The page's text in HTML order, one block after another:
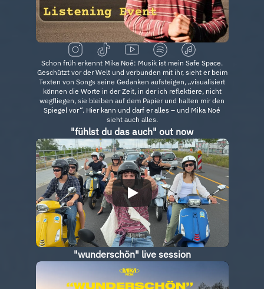
Schon früh erkennt Mika Noé: Musik ist mein Safe Space.
Geschützt vor der Welt und verbunden mit ihr, sieht er beim
Texten von Songs seine Gedanken aufsteigen, „visualisiert
können die Worte in der Zeit, in der ich reflektiere, nicht
wegfliegen, sie bleiben auf dem Papier und halten mir den
Spiegel vor“. Hier kann und darf er alles – und Mika Noé
sieht auch alles.
"fühlst du das auch" out now
"wunderschön" live session